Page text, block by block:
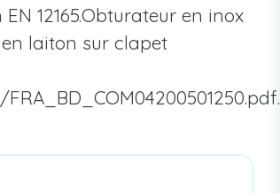
12165.Obturateur en inox
laiton sur clapet